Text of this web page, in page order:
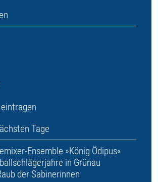
Tage
Ensemble »König Ödipus«
in Grünau
der Sabinerinnen